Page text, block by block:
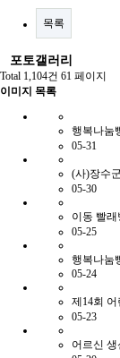
목록
포토갤러리
Total 1,104건 61 페이지
이미지 목록
행복나눔
05-31
(사)장수
05-30
이동 빨
05-25
행복나눔
05-24
제14회
05-23
어르신